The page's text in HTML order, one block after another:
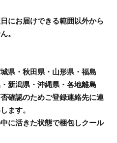
にお届けできる範囲以外から
。
県・秋田県・山形県・福島
新潟県・沖縄県・各地離島
確認のためご登録連絡先に連
ます。
に活きた状態で梱包しクール